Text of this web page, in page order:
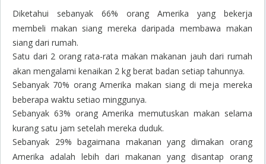
Diketahui sebanyak 66% orang Amerika yang bekerja
membeli makan siang mereka daripada membawa makan
siang dari rumah.
Satu dari 2 orang rata-rata makan makanan jauh dari rumah
akan mengalami kenaikan 2 kg berat badan setiap tahunnya.
Sebanyak 70% orang Amerika makan siang di meja mereka
beberapa waktu setiao minggunya.
Sebanyak 63% orang Amerika memutuskan makan selama
kurang satu jam setelah mereka duduk.
Sebanyak 29% bagaimana makanan yang dimakan orang
Amerika adalah lebih dari makanan yang disantap orang